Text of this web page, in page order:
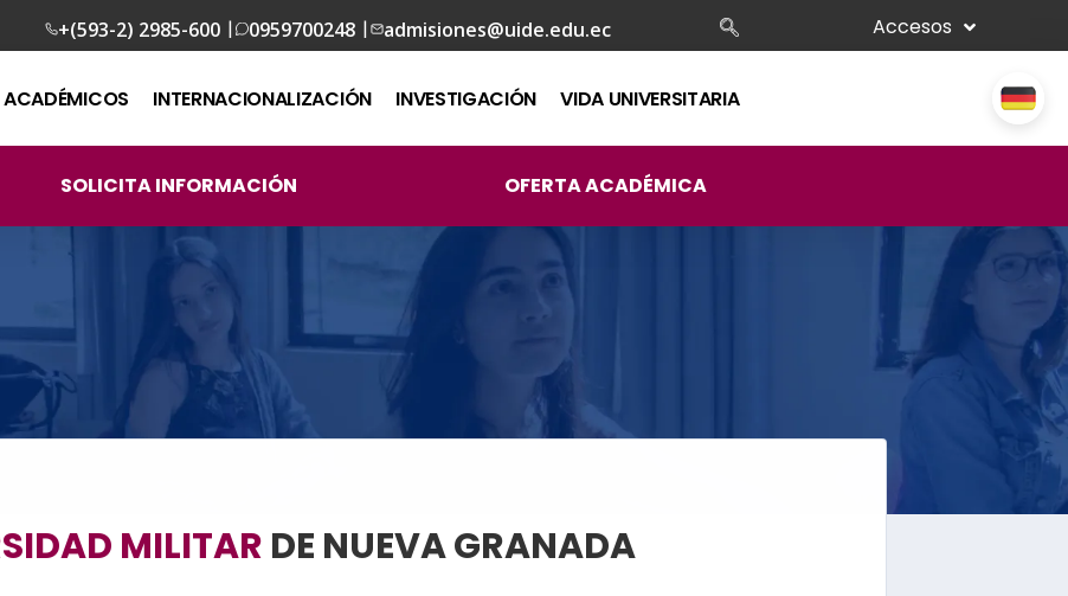
+(593-2) 2985-600 | 0959700248 | admisiones@uide.edu.ec Accesos
INTERNACIONALIZACIÓN INVESTIGACIÓN VIDA UNIVERSITARIA
SOLICITA INFORMACIÓN OFERTA ACADÉMICA
MILITAR DE NUEVA GRANADA